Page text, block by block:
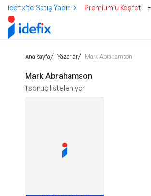
idefix’te Satış Yapın Premium'u Keşfet
Ana sayfa/ Yazarlar/ Mark Abrahamson
Mark Abrahamson
1 sonuç listeleniyor